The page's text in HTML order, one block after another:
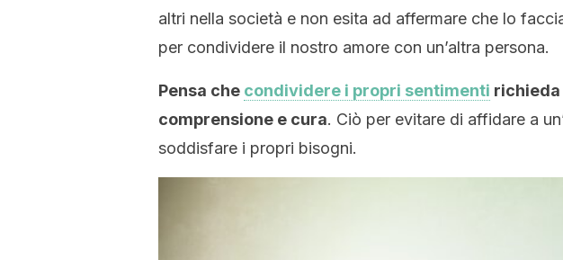
altri nella società e non esita ad affermare che lo
per condividere il nostro amore con un’altra persona.
Pensa che condividere i propri sentimenti richieda
comprensione e cura. Ciò per evitare di affidare a
soddisfare i propri bisogni.